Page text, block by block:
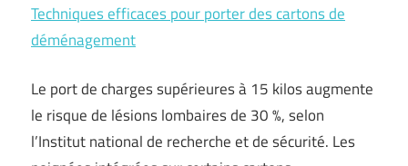
Techniques efficaces pour porter des cartons de
déménagement
Le port de charges supérieures à 15 kilos augmente
le risque de lésions lombaires de 30 %, selon
l’Institut national de recherche et de sécurité. Les